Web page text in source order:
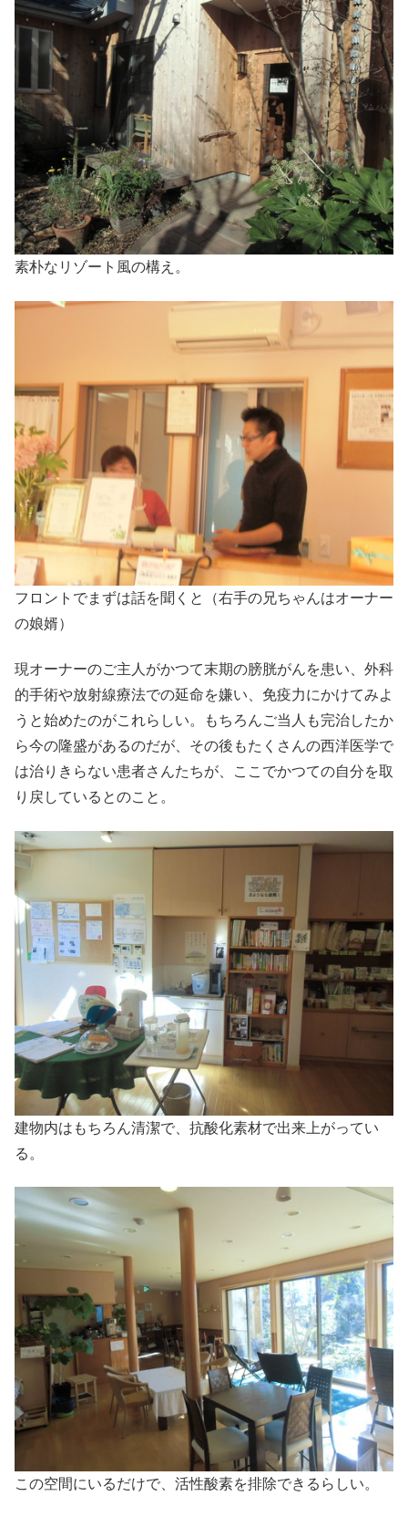
素朴なリゾート風の構え。
フロントでまずは話を聞くと（右手の兄ちゃんはオーナー
の娘婿）
現オーナーのご主人がかつて末期の膀胱がんを患い、外科
的手術や放射線療法での延命を嫌い、免疫力にかけてみよ
うと始めたのがこれらしい。もちろんご当人も完治したか
ら今の隆盛があるのだが、その後もたくさんの西洋医学で
は治りきらない患者さんたちが、ここでかつての自分を取
り戻しているとのこと。
建物内はもちろん清潔で、抗酸化素材で出来上がってい
る。
この空間にいるだけで、活性酸素を排除できるらしい。